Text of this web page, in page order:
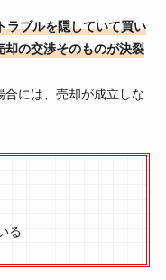
ラブルを隠していて買い
の交渉そのものが決裂
には、売却が成立しな
る